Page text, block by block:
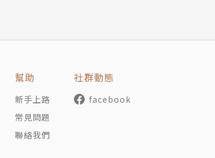
幫助
新手上路
常見問題
聯絡我們
社群動態
facebook